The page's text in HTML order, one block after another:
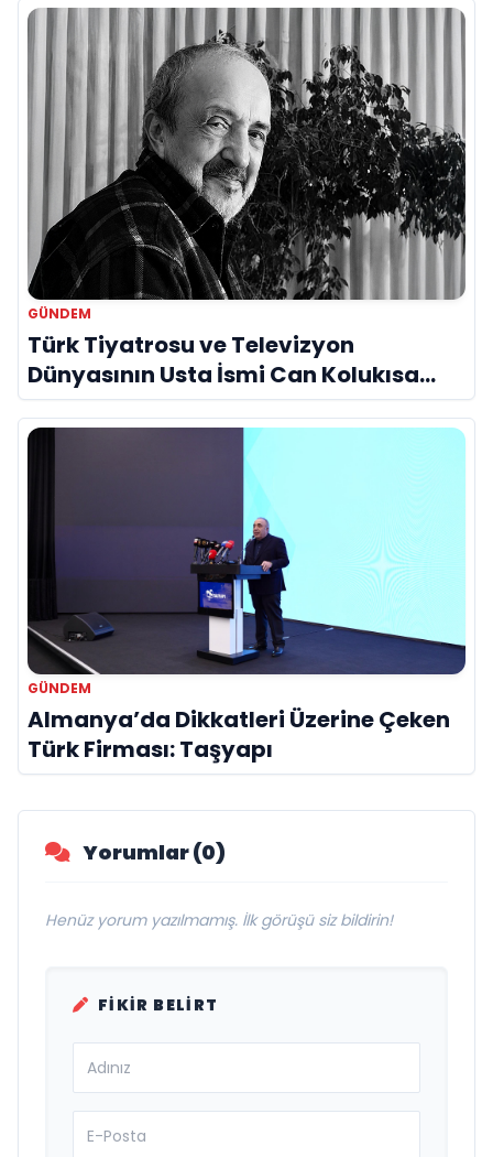
GÜNDEM
Türk Tiyatrosu ve Televizyon
Dünyasının Usta İsmi Can Kolukısa
Hayatını Kaybetti
GÜNDEM
Almanya’da Dikkatleri Üzerine Çeken
Türk Firması: Taşyapı
Yorumlar (0)
Henüz yorum yazılmamış. İlk görüşü siz bildirin!
FIKIR BELIRT